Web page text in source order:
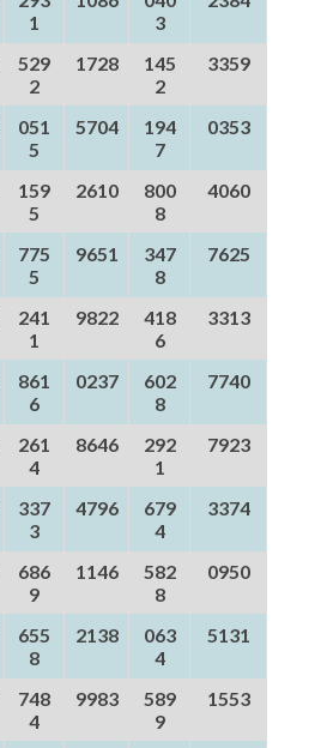
1
3
529
2
1728
145
2
3359
051
5
5704
194
7
0353
159
5
2610
800
8
4060
775
5
9651
347
8
7625
241
1
9822
418
6
3313
861
6
0237
602
8
7740
261
4
8646
292
1
7923
337
3
4796
679
4
3374
686
9
1146
582
8
0950
655
8
2138
063
4
5131
748
4
9983
589
9
1553